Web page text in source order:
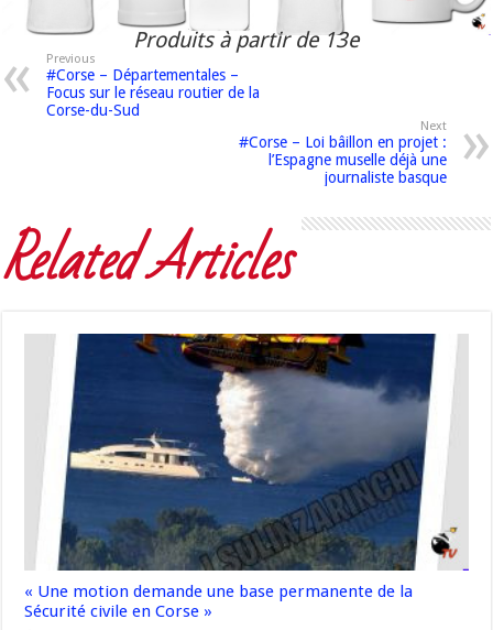
Produits à partir de 13e
Previous
#Corse – Départementales –
Focus sur le réseau routier de la
Corse-du-Sud
Next
#Corse – Loi bâillon en projet :
l’Espagne muselle déjà une
journaliste basque
Related Articles
« Une motion demande une base permanente de la
Sécurité civile en Corse »